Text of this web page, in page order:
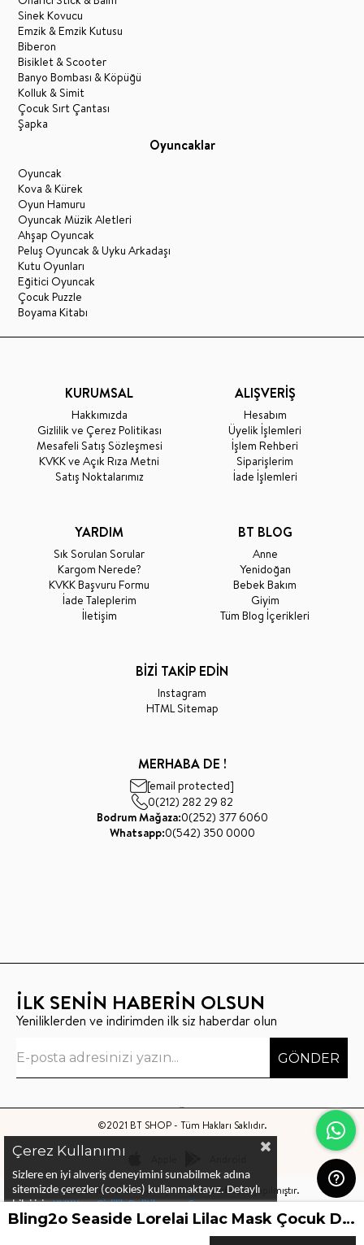
Sinek Kovucu
Emzik & Emzik Kutusu
Biberon
Bisiklet & Scooter
Banyo Bombası & Köpüğü
Kolluk & Simit
Çocuk Sırt Çantası
Şapka
Oyuncaklar
Oyuncak
Kova & Kürek
Oyun Hamuru
Oyuncak Müzik Aletleri
Ahşap Oyuncak
Peluş Oyuncak & Uyku Arkadaşı
Kutu Oyunları
Eğitici Oyuncak
Çocuk Puzzle
Boyama Kitabı
KURUMSAL
Hakkımızda
Gizlilik ve Çerez Politikası
Mesafeli Satış Sözleşmesi
KVKK ve Açık Rıza Metni
Satış Noktalarımız
ALIŞVERİŞ
Hesabım
Üyelik İşlemleri
İşlem Rehberi
Siparişlerim
İade İşlemleri
YARDIM
Sık Sorulan Sorular
Kargom Nerede?
KVKK Başvuru Formu
İade Taleplerim
İletişim
BT BLOG
Anne
Yenidoğan
Bebek Bakım
Giyim
Tüm Blog İçerikleri
BİZİ TAKİP EDİN
Instagram
HTML Sitemap
MERHABA DE !
[email protected]
0(212) 282 29 82
Bodrum Mağaza:0(252) 377 6060
Whatsapp:0(542) 350 0000
İLK SENİN HABERİN OLSUN
Yeniliklerden ve indirimden ilk siz haberdar olun
GÖNDER
©2021 BT SHOP - Tüm Hakları Saklıdır.
Bu sitenin kurulumuKeyo Digitaltarafından yapılmıştır.
Çerez Kullanımı
Sizlere en iyi alıveriş deneyimini sunabilmek adına
sitemizde çerezler (cookies) kullanmaktayız. Detaylı
bilgi için KVKK ve Gizlilik Politikası veÇerez
Politikalarını inceleyebilirsiniz Bling2o Seaside Lorelai Lilac Mask Çocuk Deniz Gözlüğü